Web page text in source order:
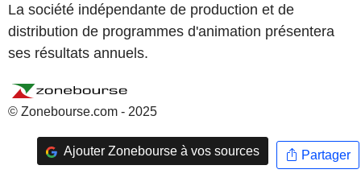
La société indépendante de production et de
distribution de programmes d'animation présentera
ses résultats annuels.
© Zonebourse.com - 2025
Ajouter Zonebourse à vos sources Partager